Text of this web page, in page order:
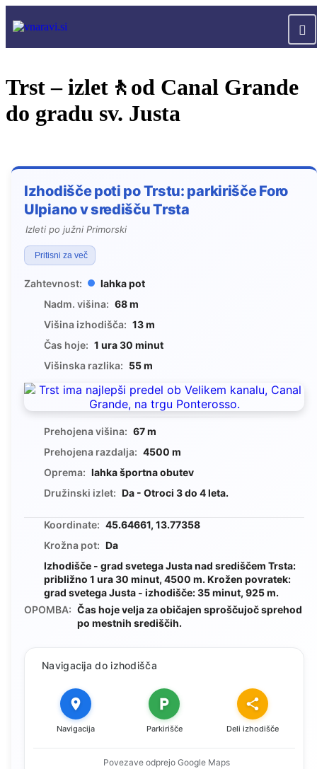
Trst – izlet🚶od Canal Grande
do gradu sv. Justa
Izhodišče poti po Trstu: parkirišče Foro
Ulpiano v središču Trsta
Izleti po južni Primorski
Pritisni za več
Zahtevnost:
lahka pot
Nadm. višina: 68 m
Višina izhodišča: 13 m
Čas hoje: 1 ura 30 minut
Višinska razlika: 55 m
Prehojena višina: 67 m
Prehojena razdalja: 4500 m
Oprema: lahka športna obutev
Družinski izlet: Da - Otroci 3 do 4 leta.
Koordinate: 45.64661, 13.77358
Krožna pot: Da
Izhodišče - grad svetega Justa nad središčem Trsta:
približno 1 ura 30 minut, 4500 m. Krožen povratek:
grad svetega Justa - izhodišče: 35 minut, 925 m.
OPOMBA: Čas hoje velja za običajen sproščujoč sprehod
po mestnih središčih.
Navigacija do izhodišča
Navigacija Parkirišče Deli izhodišče
Povezave odprejo Google Maps